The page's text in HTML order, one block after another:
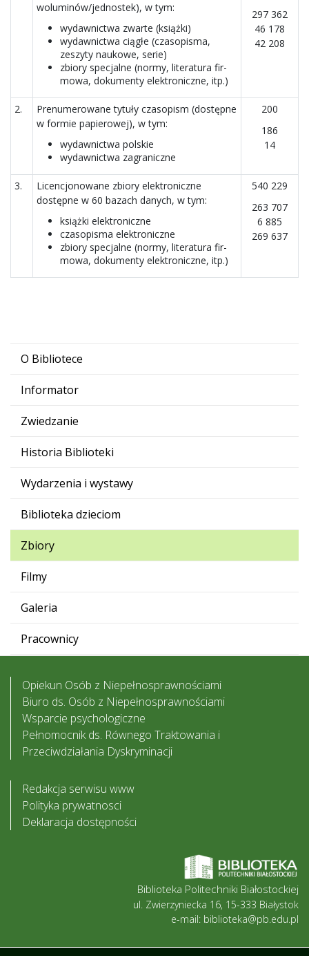
woluminów/jednostek), w tym:
wydaw­nic­twa zwarte (książki)
wydaw­nic­twa cią­głe (cza­so­pi­sma,
zeszyty naukowe, serie)
zbiory spe­cjalne (normy, lite­ra­tura fir­
mowa, doku­menty elek­tro­niczne, itp.)
297 362
46 178
42 208
2.
Prenumerowane tytuły czasopism (dostępne
w formie papierowej), w tym:
wydaw­nic­twa polskie
wydaw­nic­twa zagra­niczne
200
186
14
3.
Licen­cjo­no­wane zbiory elek­tro­niczne
dostępne w 60 bazach danych, w tym:
książki elek­tro­niczne
cza­so­pi­sma elek­tro­niczne
zbiory spe­cjalne (normy, lite­ra­tura fir­
mowa, doku­menty elek­tro­niczne, itp.)
540 229
263 707
6 885
269 637
O Bibliotece
Informator
Zwiedzanie
Historia Biblioteki
Wydarzenia i wystawy
Biblioteka dzieciom
Zbiory
Filmy
Galeria
Pracownicy
Opiekun Osób z Niepełnosprawnościami
Biuro ds. Osób z Niepełnosprawnościami
Wsparcie psychologiczne
Pełnomocnik ds. Równego Traktowania i
Przeciwdziałania Dyskryminacji
Redakcja serwisu www
Polityka prywatnosci
Deklaracja dostępności
Biblioteka Politechniki Białostockiej
ul. Zwierzyniecka 16, 15-333 Białystok
e-mail: biblioteka@pb.edu.pl